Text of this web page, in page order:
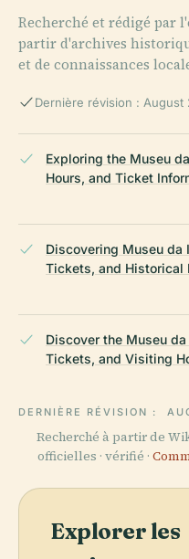
Recherché et rédigé par
partir d'archives
et de connaissances
Dernière révision : August
Exploring the Museu
Hours, and Ticket
Discovering Museu
Tickets, and Historical
Discover the Museu
Tickets, and Visiting
DERNIÈRE RÉVISION :
Recherché à partir de
officielles · vérifié ·
Explorer les